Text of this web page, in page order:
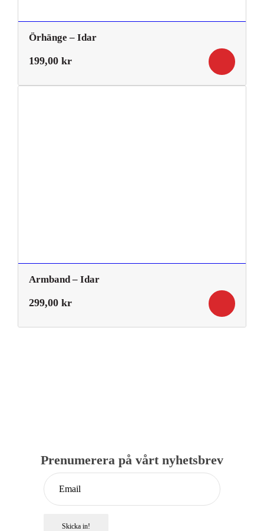
Örhänge – Idar
199,00 kr
Armband – Idar
299,00 kr
Prenumerera på vårt nyhetsbrev
Skicka in!